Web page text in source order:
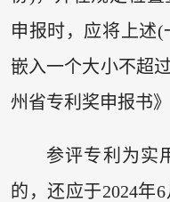
申报时，应将上述
嵌入一个大小不超
州省专利奖申报书
参评专利为实
的，还应于2024年